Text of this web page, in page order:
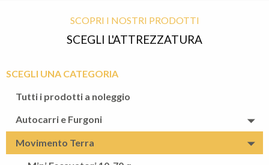
SCOPRI I NOSTRI PRODOTTI
SCEGLI L'ATTREZZATURA
SCEGLI UNA CATEGORIA
Tutti i prodotti a noleggio
Autocarri e Furgoni
Autocarri Cassonati Ribaltabili Pat. B < 35q
Movimento Terra